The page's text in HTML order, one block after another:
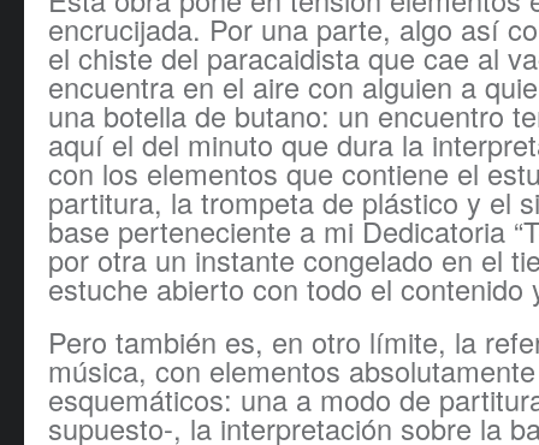
encrucijada. Por una parte, algo así
el chiste del paracaidista que cae al
encuentra en el aire con alguien a
una botella de butano: un encuentro
aquí el del minuto que dura la
con los elementos que contiene el
partitura, la trompeta de plástico y el
base perteneciente a mi Dedicatoria
por otra un instante congelado en el
estuche abierto con todo el contenido
Pero también es, en otro límite, la
música, con elementos
esquemáticos: una a modo de
supuesto-, la interpretación sobre la